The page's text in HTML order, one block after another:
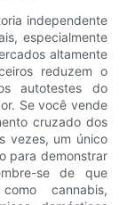
independente
especialmente
altamente
reduzem o
autotestes do
Se você vende
cruzado dos
vezes, um único
para demonstrar
se de que
cannabis,